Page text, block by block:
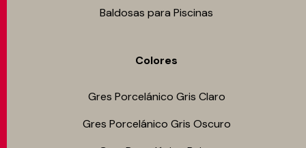
Baldosas para Piscinas
Colores
Gres Porcelánico Gris Claro
Gres Porcelánico Gris Oscuro